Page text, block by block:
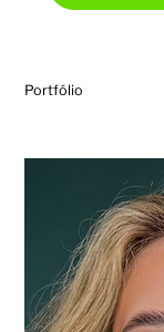
Portfólio